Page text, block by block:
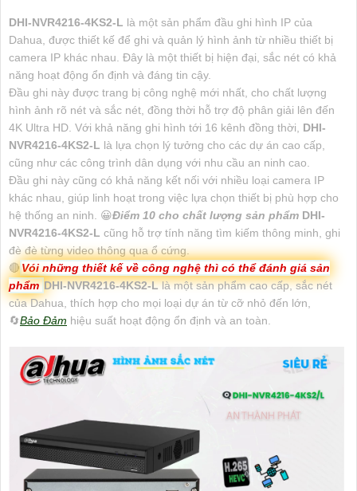
DHI-NVR4216-4KS2-L là một sản phẩm đầu ghi hình IP của
Dahua, được thiết kế để ghi và quản lý hình ảnh từ nhiều thiết bị
camera IP khác nhau. Đây là một thiết bị hiện đại, sắc nét có khả
năng hoạt động ổn định và đáng tin cậy.
Đầu ghi này được trang bị công nghệ mới nhất, cho chất lượng
hình ảnh rõ nét và sắc nét, đồng thời hỗ trợ độ phân giải lên đến
4K Ultra HD. Với khả năng ghi hình tới 16 kênh đồng thời, DHI-
NVR4216-4KS2-L là lựa chọn lý tưởng cho các dự án cao cấp,
cũng như các công trình dân dụng với nhu cầu an ninh cao.
Đầu ghi này cũng có khả năng kết nối với nhiều loại camera IP
khác nhau, giúp linh hoạt trong việc lựa chọn thiết bị phù hợp cho
hệ thống an ninh. 😀Điểm 10 cho chất lượng sản phẩm DHI-
NVR4216-4KS2-L cũng hỗ trợ tính năng tìm kiếm thông minh, ghi
đè đè từng video thông qua ổ cứng.
🔴Vói những thiết kế về công nghệ thì có thể đánh giá sản
phẩmDHI-NVR4216-4KS2-Llà một sản phẩm cao cấp, sắc nét
của Dahua, thích hợp cho mọi loại dự án từ cỡ nhỏ đến lớn,
🔄Bảo Đảm hiệu suất hoạt động ổn định và an toàn.